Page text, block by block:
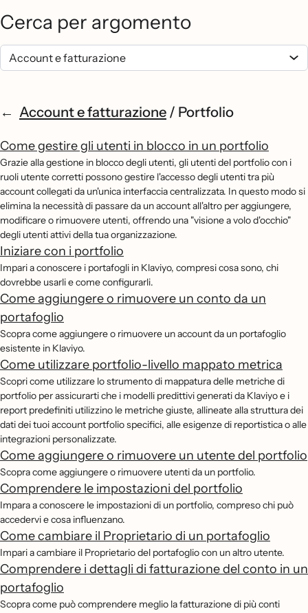
Cerca per argomento
Account e fatturazione / Portfolio
Come gestire gli utenti in blocco in un portfolio
Grazie alla gestione in blocco degli utenti, gli utenti del portfolio con i
ruoli utente corretti possono gestire l'accesso degli utenti tra più
account collegati da un'unica interfaccia centralizzata. In questo modo si
elimina la necessità di passare da un account all'altro per aggiungere,
modificare o rimuovere utenti, offrendo una "visione a volo d'occhio"
degli utenti attivi della tua organizzazione.
Iniziare con i portfolio
Impari a conoscere i portafogli in Klaviyo, compresi cosa sono, chi
dovrebbe usarli e come configurarli.
Come aggiungere o rimuovere un conto da un
portafoglio
Scopra come aggiungere o rimuovere un account da un portafoglio
esistente in Klaviyo.
Come utilizzare portfolio-livello mappato metrica
Scopri come utilizzare lo strumento di mappatura delle metriche di
portfolio per assicurarti che i modelli predittivi generati da Klaviyo e i
report predefiniti utilizzino le metriche giuste, allineate alla struttura dei
dati dei tuoi account portfolio specifici, alle esigenze di reportistica o alle
integrazioni personalizzate.
Come aggiungere o rimuovere un utente del portfolio
Scopra come aggiungere o rimuovere utenti da un portfolio.
Comprendere le impostazioni del portfolio
Impara a conoscere le impostazioni di un portfolio, compreso chi può
accedervi e cosa influenzano.
Come cambiare il Proprietario di un portafoglio
Impari a cambiare il Proprietario del portafoglio con un altro utente.
Comprendere i dettagli di fatturazione del conto in un
portafoglio
Scopra come può comprendere meglio la fatturazione di più conti